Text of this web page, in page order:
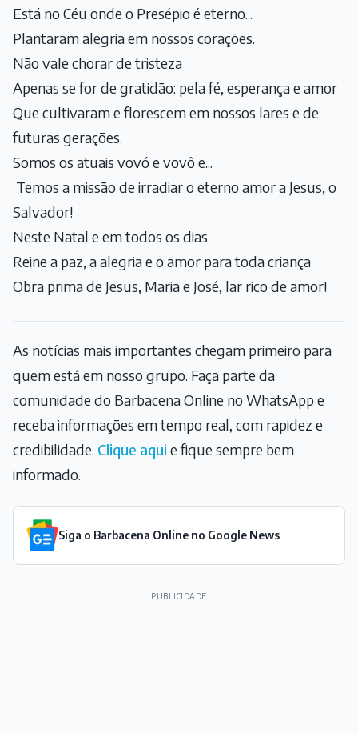
Está no Céu onde o Presépio é eterno...
Plantaram alegria em nossos corações.
Não vale chorar de tristeza
Apenas se for de gratidão: pela fé, esperança e amor
Que cultivaram e florescem em nossos lares e de
futuras gerações.
Somos os atuais vovó e vovô e...
Temos a missão de irradiar o eterno amor a Jesus, o
Salvador!
Neste Natal e em todos os dias
Reine a paz, a alegria e o amor para toda criança
Obra prima de Jesus, Maria e José, lar rico de amor!
As notícias mais importantes chegam primeiro para
quem está em nosso grupo. Faça parte da
comunidade do Barbacena Online no WhatsApp e
receba informações em tempo real, com rapidez e
credibilidade. Clique aqui e fique sempre bem
informado.
Siga o Barbacena Online no Google News
PUBLICIDADE